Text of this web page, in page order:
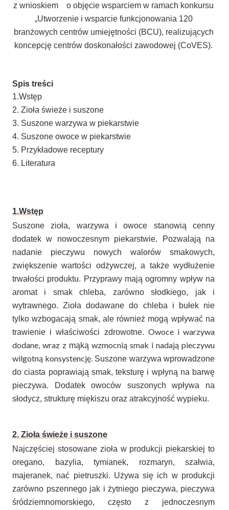
z wnioskiem o objęcie wsparciem w ramach konkursu
„Utworzenie i wsparcie funkcjonowania 120
branżowych centrów umiejętności (BCU), realizujących
koncepcję centrów doskonałości zawodowej (CoVES).
Spis treści
1.Wstęp
2. Zioła świeże i suszone
3. Suszone warzywa w piekarstwie
4. Suszone owoce w piekarstwie
5. Przykładowe receptury
6. Literatura
1.Wstęp
Suszone zioła, warzywa i owoce stanowią cenny
dodatek w nowoczesnym piekarstwie. Pozwalają na
nadanie pieczywu nowych walorów smakowych,
zwiększenie wartości odżywczej, a także wydłużenie
trwałości produktu. Przyprawy mają ogromny wpływ na
aromat i smak chleba, zarówno słodkiego, jak i
wytrawnego. Zioła dodawane do chleba i bułek nie
tylko wzbogacają smak, ale również mogą wpływać na
trawienie i właściwości zdrowotne. Owoce i warzywa
dodane, wraz z mąką wzmocnią smak i nadają pieczywu
wilgotną konsystencję.Suszone warzywa wprowadzone
do ciasta poprawiają smak, teksturę i wpłyną na barwę
pieczywa. Dodatek owoców suszonych wpływa na
słodycz, strukturę miękiszu oraz atrakcyjność wypieku.
2. Zioła świeże i suszone
Najczęściej stosowane zioła w produkcji piekarskiej to
oregano, bazylia, tymianek, rozmaryn, szałwia,
majeranek, nać pietruszki. Używa się ich w produkcji
zarówno pszennego jak i żytniego pieczywa, pieczywa
śródziemnomorskiego, często z jednoczesnym